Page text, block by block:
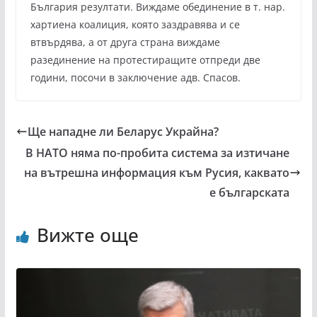
България резултати. Виждаме обединение в т. нар.
хартиена коалиция, която заздравява и се
втвърдява, а от друга страна виждаме
разединение на протестиращите отпреди две
години, посочи в заключение адв. Спасов.
Ще нападне ли Беларус Украйна?
В НАТО няма по-пробита система за изтичане
на вътрешна информация към Русия, каквато
е българската
Вижте още